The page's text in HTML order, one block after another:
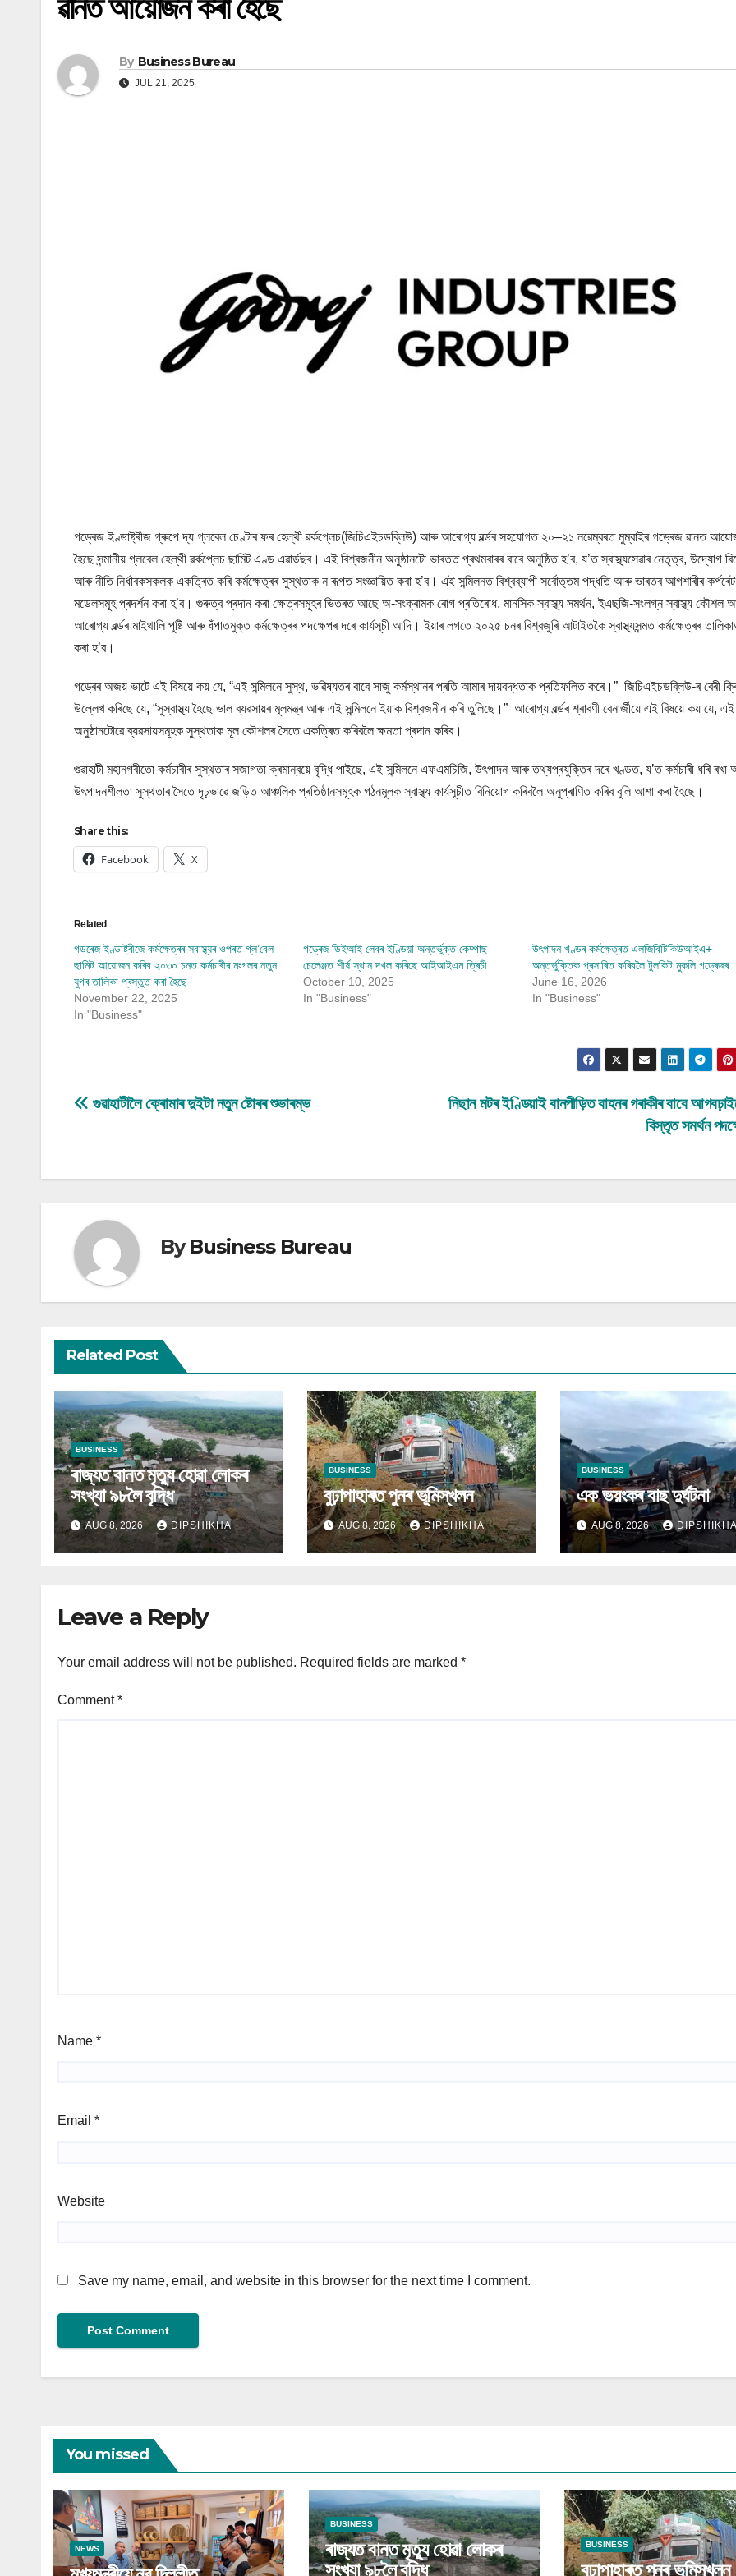
By Business Bureau
JUL 21, 2025
গড্ৰেজ ইণ্ডাষ্ট্ৰীজ গ্ৰুপে দ্য গ্লবেল চেণ্টাৰ ফৰ হেল্থী ৱৰ্কপ্লেচ(জিচিএইচডব্লিউ) আৰু আৰোগ্য ৱৰ্ল্ডৰ সহযোগত ২০–২১ নৱেম্বৰত মুম্বাইৰ গড্ৰেজ ৱানত
হৈছে সন্মানীয় গ্লবেল হেল্থী ৱৰ্কপ্লেচ ছামিট এণ্ড এৱাৰ্ডছৰ। এই বিশ্বজনীন অনুষ্ঠানটো ভাৰতত প্ৰথমবাৰৰ বাবে অনুষ্ঠিত হ’ব, য’ত স্বাস্থ্যসেৱাৰ নেতৃত্ব, উদ্যোগ
আৰু নীতি নিৰ্ধাৰকসকলক একত্ৰিত কৰি কৰ্মক্ষেত্ৰৰ সুস্থতাক ন ৰূপত সংজ্ঞায়িত কৰা হ’ব। এই সন্মিলনত বিশ্বব্যাপী সৰ্বোত্তম পদ্ধতি আৰু ভাৰতৰ আগশাৰীৰ
মডেলসমূহ প্ৰদৰ্শন কৰা হ’ব। গুৰুত্ব প্ৰদান কৰা ক্ষেত্ৰসমূহৰ ভিতৰত আছে অ-সংক্ৰামক ৰোগ প্ৰতিৰোধ, মানসিক স্বাস্থ্য সমৰ্থন, ইএছজি-সংলগ্ন স্বাস্থ্য কৌশল
আৰোগ্য ৱৰ্ল্ডৰ মাইথালি পুষ্টি আৰু ধঁপাতমুক্ত কৰ্মক্ষেত্ৰৰ পদক্ষেপৰ দৰে কাৰ্যসূচী আদি। ইয়াৰ লগতে ২০২৫ চনৰ বিশ্বজুৰি আটাইতকৈ স্বাস্থ্যসন্মত কৰ্মক্ষেত্ৰৰ
কৰা হ’ব।
গড্ৰেৰ অজয় ভাটে এই বিষয়ে কয় যে, “এই সন্মিলনে সুস্থ, ভৱিষ্যতৰ বাবে সাজু কৰ্মস্থানৰ প্ৰতি আমাৰ দায়বদ্ধতাক প্ৰতিফলিত কৰে।” জিচিএইচডব্লিউ-ৰ বেৰী
উল্লেখ কৰিছে যে, “সুস্বাস্থ্য হৈছে ভাল ব্যৱসায়ৰ মূলমন্ত্ৰ আৰু এই সন্মিলনে ইয়াক বিশ্বজনীন কৰি তুলিছে।” আৰোগ্য ৱৰ্ল্ডৰ শ্ৰাবণী বেনাৰ্জীয়ে এই বিষয়ে কয় যে, এই
অনুষ্ঠানটোৱে ব্যৱসায়সমূহক সুস্থতাক মূল কৌশলৰ সৈতে একত্ৰিত কৰিবলৈ ক্ষমতা প্ৰদান কৰিব।
গুৱাহাটী মহানগৰীতো কৰ্মচাৰীৰ সুস্থতাৰ সজাগতা ক্ৰমান্বয়ে বৃদ্ধি পাইছে, এই সন্মিলনে এফএমচিজি, উৎপাদন আৰু তথ্যপ্ৰযুক্তিৰ দৰে খণ্ডত, য’ত কৰ্মচাৰী ধৰি
উৎপাদনশীলতা সুস্থতাৰ সৈতে দৃঢ়ভাৱে জড়িত আঞ্চলিক প্ৰতিষ্ঠানসমূহক গঠনমূলক স্বাস্থ্য কাৰ্যসূচীত বিনিয়োগ কৰিবলৈ অনুপ্ৰাণিত কৰিব বুলি আশা কৰা হৈছে।
Share this:
Facebook X
Related
গডৰেজ ইণ্ডাষ্ট্ৰীজে কৰ্মক্ষেত্ৰৰ স্বাস্থ্যৰ ওপৰত গ্ল’বেল
ছামিট আয়োজন কৰিব ২০৩০ চনত কৰ্মচাৰীৰ মংগলৰ নতুন
যুগৰ তালিকা প্ৰস্তুত কৰা হৈছে
November 22, 2025
In "Business"
গড্ৰেজ ডিইআই লেবৰ ইণ্ডিয়া অন্তৰ্ভুক্ত কেম্পাছ
চেলেঞ্জত শীৰ্ষ স্থান দখল কৰিছে আইআইএম ত্ৰিচী
October 10, 2025
In "Business"
উৎপাদন খণ্ডৰ কৰ্মক্ষেত্ৰত এলজিবিটিকিউআইএ+
অন্তৰ্ভুক্তিক প্ৰসাৰিত কৰিবলৈ টুলকিট মুকলি গড্ৰেজৰ
June 16, 2026
In "Business"
Post
নিছান মটৰ ইণ্ডিয়াই বানপীড়িত বাহনৰ গৰাকীৰ বাবে
বিস্তৃত সমৰ্থন
গুৱাহাটীলৈ ক্ৰোমাৰ দুইটা নতুন ষ্টোৰৰ শুভাৰম্ভ
ByBusiness Bureau
Related Post
BUSINESS
ৰাজ্যত বানত মৃত্যু হোৱা লোকৰ
সংখ্যা ৯৮লৈ বৃদ্ধি
AUG 8, 2026 DIPSHIKHA
BUSINESS
বুঢ়াপাহাৰত পুনৰ ভূমিস্খলন
AUG 8, 2026 DIPSHIKHA
BUSINESS
এক ভয়ংকৰ বাছ দুৰ্ঘটনা
AUG 8, 2026
Leave a Reply
Your email address will not be published. Required fields are marked *
Comment*
Name *
Email *
Website
Save my name, email, and website in this browser for the next time I comment.
You missed
NEWS
BUSINESS
ৰাজ্যত বানত মৃত্যু হোৱা লোকৰ
সংখ্যা ৯৮লৈ বৃদ্ধি
BUSINESS
বুঢ়াপাহাৰত পুনৰ ভূমিস্খলন